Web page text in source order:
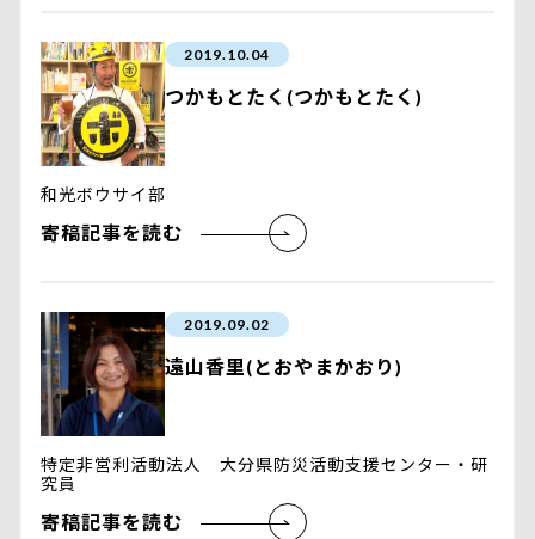
2019.10.04
つかもとたく(つかもとたく)
和光ボウサイ部
寄稿記事を読む
2019.09.02
遠山香里(とおやまかおり)
特定非営利活動法人 大分県防災活動支援センター・研
究員
寄稿記事を読む